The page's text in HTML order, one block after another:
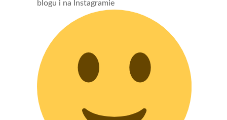
blogu i na Instagramie